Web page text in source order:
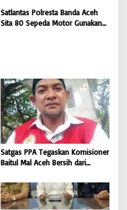
Dipromosikan Menjadi
Koordinator JAM Pidum
Kejaksaan Agung RI |
Satlantas Polresta Banda Aceh
Sita 80 Sepeda Motor Gunakan
Satgas PPA Tegaskan Komisioner
Baitul Mal Aceh Bersih dari
Masyarakat Diminta Hentikan
Penyebaran Hoaks | BONGKAR
‘Perkara.com